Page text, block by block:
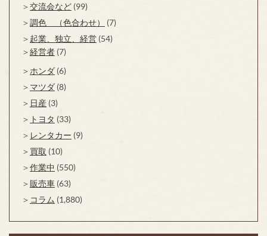
交流会など (99)
調色 （色合わせ）
(7)
起業、独立、経営 (54)
経営者 (7)
ホンダ (6)
マツダ (8)
日産 (3)
トヨタ (33)
レンタカー (9)
買取 (10)
作業中 (550)
販売車 (63)
コラム (1,880)